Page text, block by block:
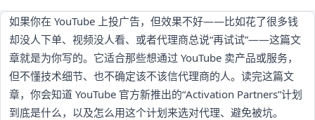
如果你在 YouTube 上投广告，但效果不好——比如花了很多钱
却没人下单、视频没人看、或者代理商总说“再试试”——这篇文
章就是为你写的。它适合那些想通过 YouTube 卖产品或服务，
但不懂技术细节、也不确定该不该信代理商的人。读完这篇文
章，你会知道 YouTube 官方新推出的“Activation Partners”计划
到底是什么，以及怎么用这个计划来选对代理、避免被坑。